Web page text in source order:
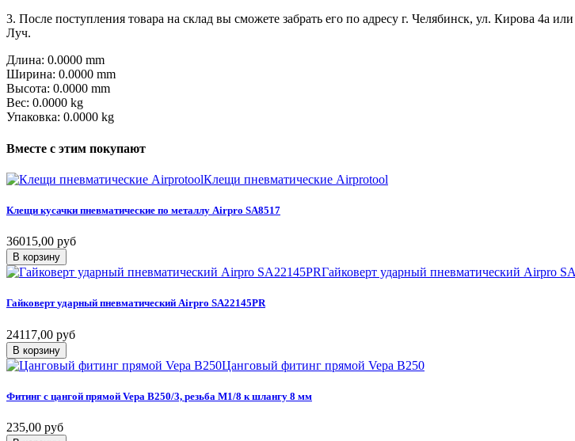
3. После поступления товара на склад вы сможете забрать его по адресу г. Челябинск, ул. Кирова 4а
Луч.
Длина: 0.0000 mm
Ширина: 0.0000 mm
Высота: 0.0000 mm
Вес: 0.0000 kg
Упаковка: 0.0000 kg
Вместе с этим покупают
Клещи пневматические Airprotool
Клещи кусачки пневматические по металлу Airpro SA8517
36015,00 руб
В корзину
Гайковерт ударный пневматический Airpro
Гайковерт ударный пневматический Airpro SA22145PR
24117,00 руб
В корзину
Цанговый фитинг прямой Vepa B250
Фитинг с цангой прямой Vepa B250/3, резьба M1/8 к шлангу 8 мм
235,00 руб